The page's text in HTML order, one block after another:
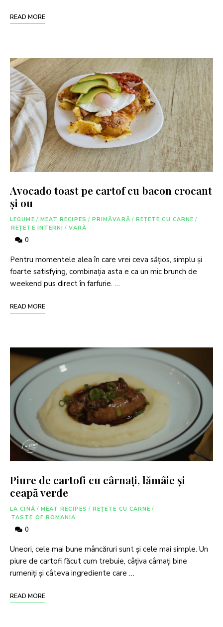
READ MORE
Avocado toast pe cartof cu bacon crocant
și ou
LEGUME / MEAT RECIPES / PRIMĂVARĂ / REȚETE CU CARNE /
REȚETE INTERNI / VARĂ
0
Pentru momentele alea în care vrei ceva sățios, simplu și
foarte satisfying, combinația asta e ca un mic brunch de
weekend pus direct în farfurie. …
READ MORE
Piure de cartofi cu cârnați, lămâie și
ceapă verde
LA CINĂ / MEAT RECIPES / REȚETE CU CARNE /
TASTE OF ROMANIA
0
Uneori, cele mai bune mâncăruri sunt și cele mai simple. Un
piure de cartofi făcut cum trebuie, câțiva cârnați bine
rumeniți și câteva ingrediente care …
READ MORE